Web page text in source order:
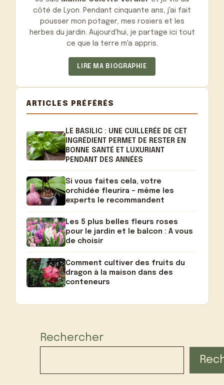
côté de Lyon. Pendant cinquante ans, j'ai fait
pousser mon potager, mes rosiers et les
herbes du jardin. Aujourd'hui, je partage ici tout
ce que la terre m'a appris.
LIRE MA BIOGRAPHIE
ARTICLES PRÉFÉRÉS
LE BASILIC : UNE CUILLERÉE DE CET
INGRÉDIENT PERMET DE RESTER EN
BONNE SANTÉ ET LUXURIANT
PENDANT DES ANNÉES
Si vous faites cela, votre
orchidée fleurira – même les
experts le recommandent
Les 5 plus belles fleurs roses
pour le jardin et le balcon : A vous
de choisir
Comment cultiver des fruits du
dragon à la maison dans des
conteneurs
Rechercher